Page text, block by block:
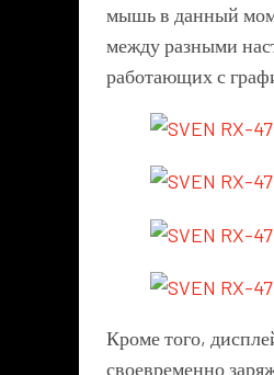
мышь в данный
между разными
работающих с
Кроме того,
своевременно